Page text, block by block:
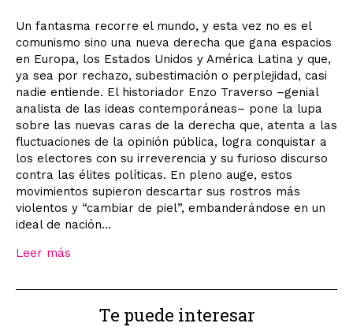
Un fantasma recorre el mundo, y esta vez no es el
comunismo sino una nueva derecha que gana espacios
en Europa, los Estados Unidos y América Latina y que,
ya sea por rechazo, subestimación o perplejidad, casi
nadie entiende. El historiador Enzo Traverso –genial
analista de las ideas contemporáneas– pone la lupa
sobre las nuevas caras de la derecha que, atenta a las
fluctuaciones de la opinión pública, logra conquistar a
los electores con su irreverencia y su furioso discurso
contra las élites políticas. En pleno auge, estos
movimientos supieron descartar sus rostros más
violentos y “cambiar de piel”, embanderándose en un
ideal de nación...
Leer más
Te puede interesar